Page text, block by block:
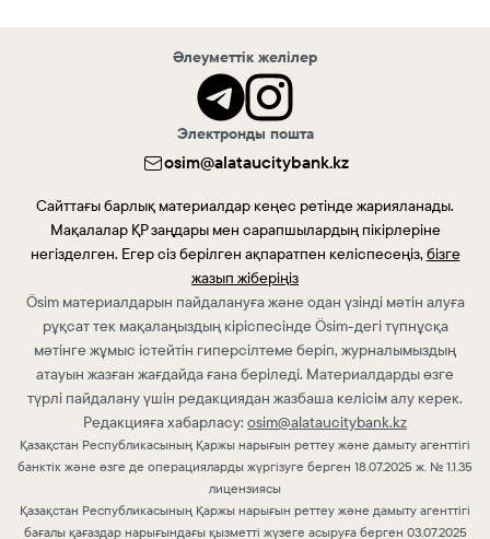
Әлеуметтік желілер
Электронды пошта
osim@alataucitybank.kz
Сайттағы барлық материалдар кеңес ретінде жарияланады.
Мақалалар ҚР заңдары мен сарапшылардың пікірлеріне
негізделген. Егер сіз берілген ақпаратпен келіспесеңіз,бізге
жазып жіберіңіз
Ösim материалдарын пайдалануға және одан үзінді мәтін алуға
рұқсат тек мақалаңыздың кіріспесінде Ösim-дегі түпнұсқа
мәтінге жұмыс істейтін гиперсілтеме беріп, журналымыздың
атауын жазған жағдайда ғана беріледі. Материалдарды өзге
түрлі пайдалану үшін редакциядан жазбаша келісім алу керек.
Редакцияға хабарласу: osim@alataucitybank.kz
Қазақстан Республикасының Қаржы нарығын реттеу және дамыту агенттігі
банктік және өзге де операцияларды жүргізуге берген 18.07.2025 ж. № 1.1.35
лицензиясы
Қазақстан Республикасының Қаржы нарығын реттеу және дамыту агенттігі
бағалы қағаздар нарығындағы қызметті жүзеге асыруға берген 03.07.2025